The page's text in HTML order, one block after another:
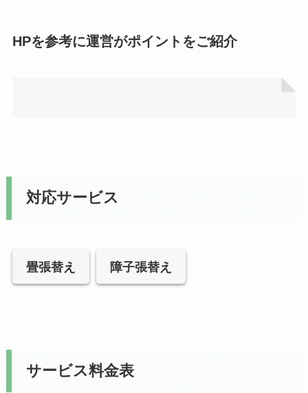
HPを参考に運営がポイントをご紹介
対応サービス
畳張替え 障子張替え
サービス料金表